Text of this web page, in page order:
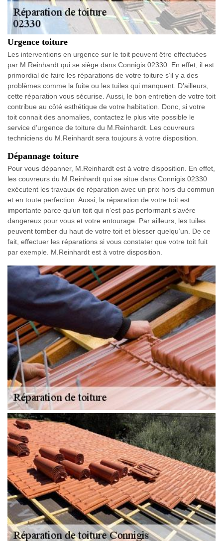
Urgence toiture
Les interventions en urgence sur le toit peuvent être effectuées
par M.Reinhardt qui se siège dans Connigis 02330. En effet, il est
primordial de faire les réparations de votre toiture s’il y a des
problèmes comme la fuite ou les tuiles qui manquent. D’ailleurs,
cette réparation vous sécurise. Aussi, le bon entretien de votre toit
contribue au côté esthétique de votre habitation. Donc, si votre
toit connait des anomalies, contactez le plus vite possible le
service d’urgence de toiture du M.Reinhardt. Les couvreurs
techniciens du M.Reinhardt sera toujours à votre disposition.
Dépannage toiture
Pour vous dépanner, M.Reinhardt est à votre disposition. En effet,
les couvreurs du M.Reinhardt qui se situe dans Connigis 02330
exécutent les travaux de réparation avec un prix hors du commun
et en toute perfection. Aussi, la réparation de votre toit est
importante parce qu’un toit qui n’est pas performant s’avère
dangereux pour vous et votre entourage. Par ailleurs, les tuiles
peuvent tomber du haut de votre toit et blesser quelqu’un. De ce
fait, effectuer les réparations si vous constater que votre toit fuit
par exemple. M.Reinhardt est à votre disposition.